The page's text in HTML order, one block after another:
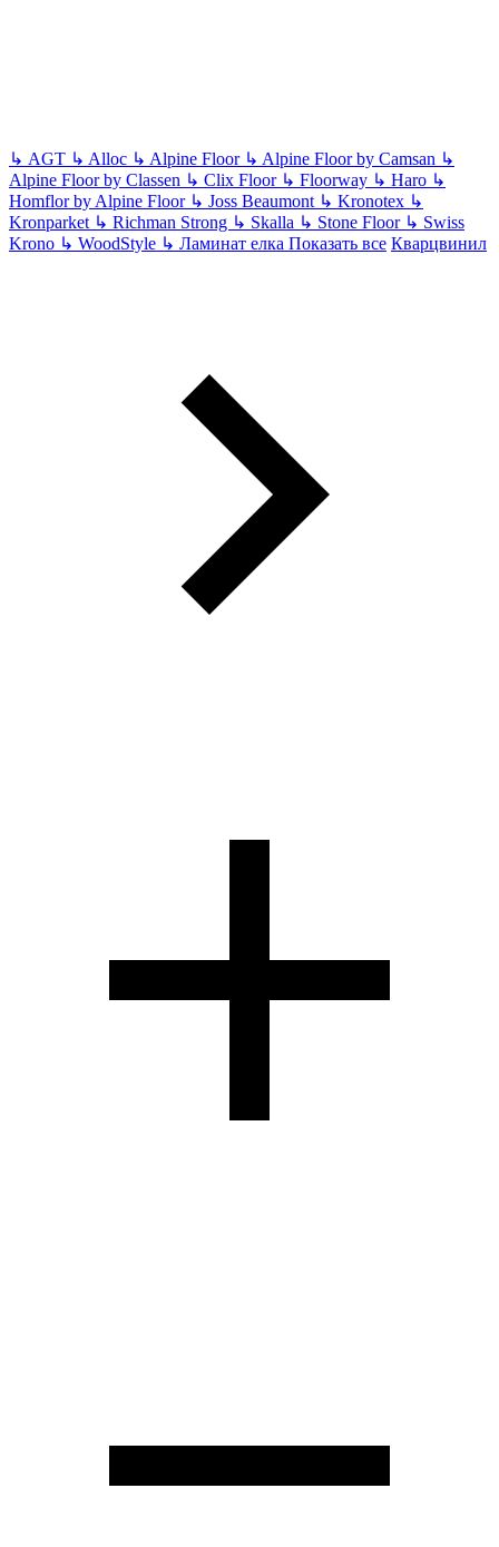
↳ AGT ↳ Alloc ↳ Alpine Floor ↳ Alpine Floor by Camsan ↳
Alpine Floor by Classen ↳ Clix Floor ↳ Floorway ↳ Haro ↳
Homflor by Alpine Floor ↳ Joss Beaumont ↳ Kronotex ↳
Kronparket ↳ Richman Strong ↳ Skalla ↳ Stone Floor ↳ Swiss
Krono ↳ WoodStyle ↳ Ламинат елка Показать все Кварцвинил